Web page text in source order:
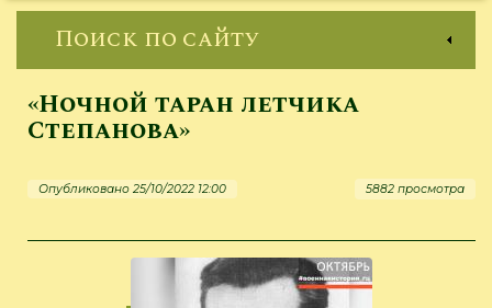
Поиск по сайту
«Ночной таран летчика
Степанова»
Опубликовано 25/10/2022 12:00 5882 просмотра